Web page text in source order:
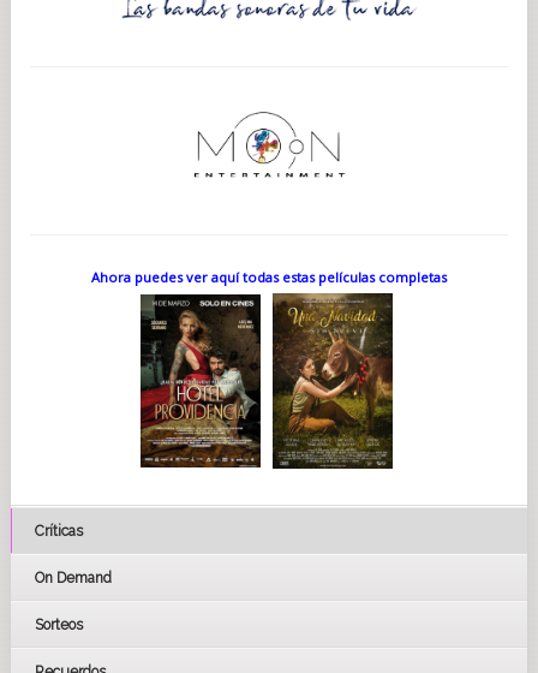
Ahora puedes ver aquí todas estas películas completas
Críticas
On Demand
Sorteos